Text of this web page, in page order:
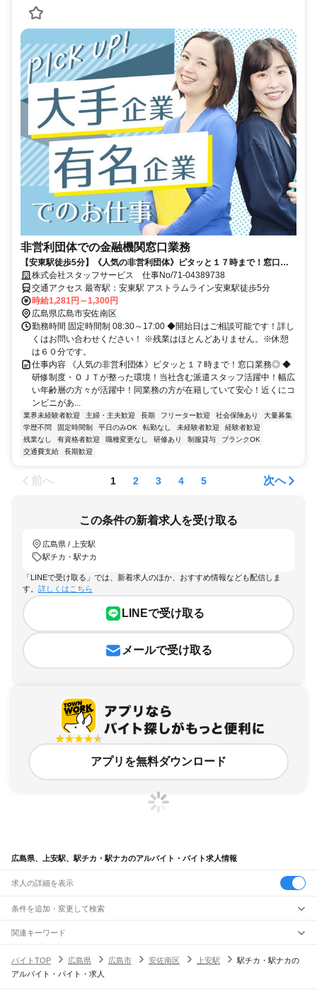
非営利団体での金融機関窓口業務
【安東駅徒歩5分】《人気の非営利団体》ピタッと１７時まで！窓口業
務◎株式会社スタッフサービス 仕事No/71-04389738
交通アクセス 最寄駅：安東駅 アストラムライン安東駅徒歩5分
時給1,281円～1,300円
広島県広島市安佐南区
勤務時間 固定時間制 08:30～17:00 ◆開始日はご相談可能です！詳し
くはお問い合わせください！ ※残業はほとんどありません。※休憩
は６０分です。
仕事内容 《人気の非営利団体》ピタッと１７時まで！窓口業務◎ ◆
研修制度・ＯＪＴが整った環境！当社含む派遣スタッフ活躍中！幅広
い年齢層の方々が活躍中！同業務の方が在籍していて安心！近くにコ
ンビニがあ...
業界未経験者歓迎 主婦・主夫歓迎 長期 フリーター歓迎 社会保険あり
大量募集
学歴不問
固定時間制 平日のみOK 転勤なし 未経験者歓迎
経験者歓迎
残業なし
有資格者歓迎 職種変更なし 研修あり 制服貸与
ブランクOK
交通費支給
長期歓迎
前へ 1 2 3 4 5 次へ
この条件の新着求人を受け取る
広島県 / 上安駅
駅チカ・駅ナカ
「LINEで受け取る」では、新着求人のほか、おすすめ情報なども配信しま
す。 詳しくはこちら
LINEで受け取る
メールで受け取る
アプリを無料ダウンロード
広島県、上安駅、駅チカ・駅ナカのアルバイト・バイト求人情報
求人の詳細を表示
条件を追加・変更して検索
市区町村を追加・変更
広島県すべて
広島市 すべて
駅を追加・変更
職種を追加・変更
関連キーワード
バイトTOP
広島県 広島市 安佐南区 上安駅
駅チカ・駅ナカの
アルバイト・バイト・求人